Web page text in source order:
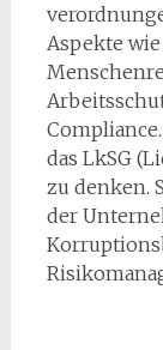
Aspekte
das LkSG
zu denken.
der